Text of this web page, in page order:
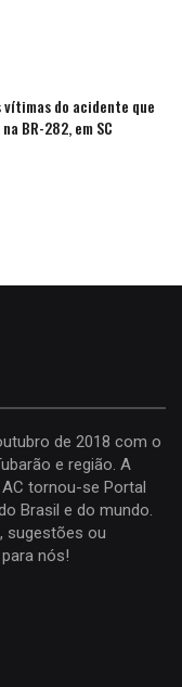
vítimas do acidente que
BR-282, em SC
de 2018 com o
e região. A
tornou-se Portal
Brasil e do mundo.
sugestões ou
nós!